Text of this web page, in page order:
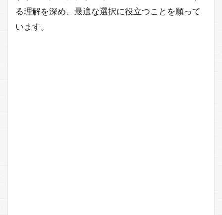
る理解を深め、最適な選択に役立つことを願って
います。